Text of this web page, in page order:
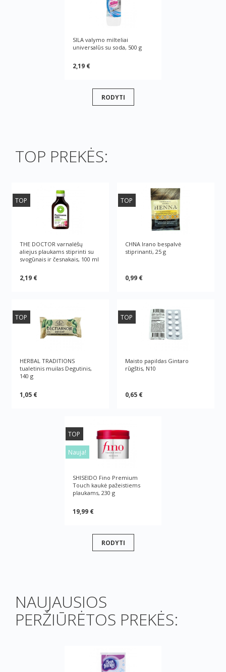
SILA valymo milteliai
universalūs su soda, 500 g
2,19 €
RODYTI
TOP PREKĖS:
TOP
THE DOCTOR varnalėšų
aliejus plaukams stiprinti su
svogūnais ir česnakais, 100 ml
2,19 €
TOP
CHNA Irano bespalvė
stiprinanti, 25 g
0,99 €
TOP
HERBAL TRADITIONS
tualetinis muilas Degutinis,
140 g
1,05 €
TOP
Maisto papildas Gintaro
rūgštis, N10
0,65 €
TOP
Nauja!
SHISEIDO Fino Premium
Touch kaukė pažeistiems
plaukams, 230 g
19,99 €
RODYTI
NAUJAUSIOS
PERŽIŪRĖTOS PREKĖS: